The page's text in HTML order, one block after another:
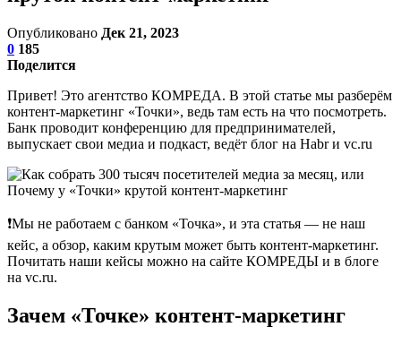
Опубликовано Дек 21, 2023
0 185
Поделится
Привет! Это агентство КОМРЕДА. В этой статье мы разберём
контент-маркетинг «Точки», ведь там есть на что посмотреть.
Банк проводит конференцию для предпринимателей,
выпускает свои медиа и подкаст, ведёт блог на Habr и vc.ru
❗Мы не работаем с банком «Точка», и эта статья — не наш
кейс, а обзор, каким крутым может быть контент-маркетинг.
Почитать наши кейсы можно на сайте КОМРЕДЫ и в блоге
на vc.ru.
Зачем «Точке» контент-маркетинг